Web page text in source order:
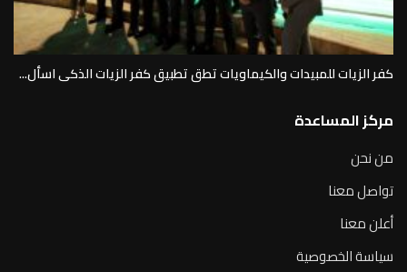
كفر الزيات للمبيدات والكيماويات تطق تطبيق كفر الزيات الذكى اسأل...
مركز المساعدة
من نحن
تواصل معنا
أعلن معنا
سياسة الخصوصية